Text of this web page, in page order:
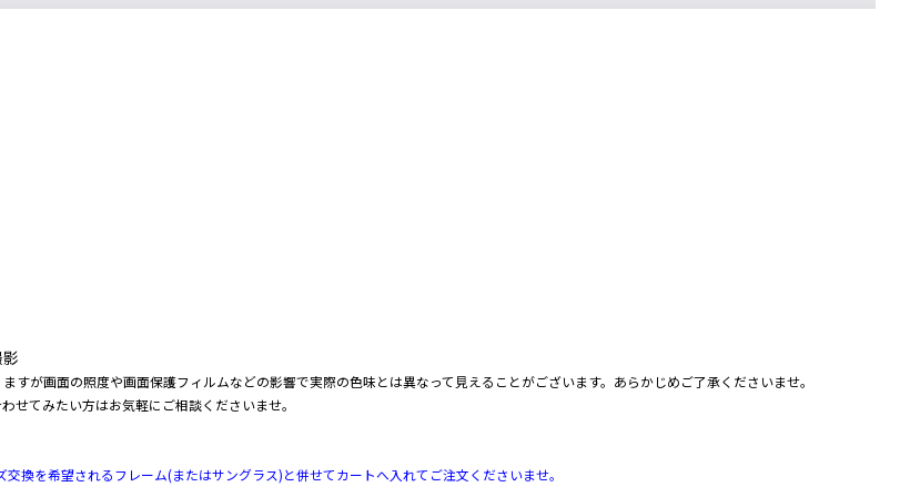
が画面の照度や画面保護フィルムなどの影響で実際の色味とは異なって見えることがございます。あらかじめご了承くださいませ。
てみたい方はお気軽にご相談くださいませ。
を希望されるフレーム(またはサングラス)と併せてカートへ入れてご注文くださいませ。